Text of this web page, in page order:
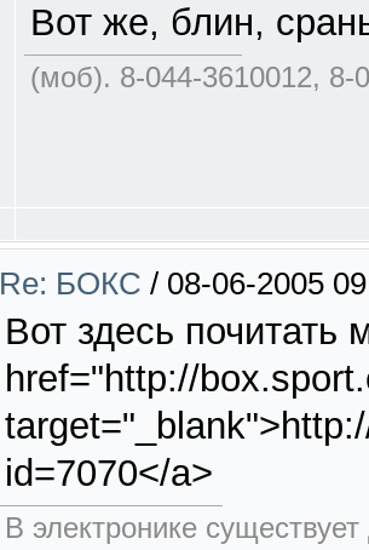
Вот же, блин,
(моб). 8-044-3610012, 8-
Re: БОКС / 08-06-2005
Вот здесь почитать
href="http://
id=7070</a>
В электронике